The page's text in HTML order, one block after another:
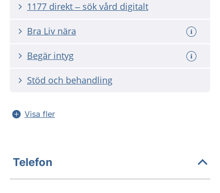
1177 direkt – sök vård digitalt
Bra Liv nära
Begär intyg
Stöd och behandling
Visa fler
Telefon